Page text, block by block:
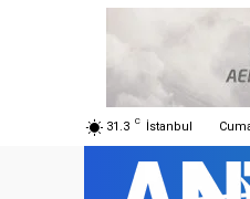
31.3 C İstanbul